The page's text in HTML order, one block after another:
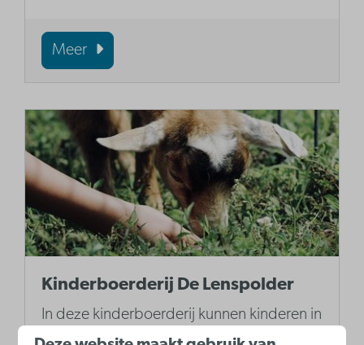
Meer
Kinderboerderij De Lenspolder
In deze kinderboerderij kunnen kinderen in
aanraking komen met het echte